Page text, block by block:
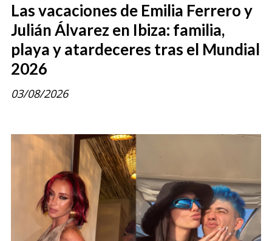
Las vacaciones de Emilia Ferrero y
Julián Álvarez en Ibiza: familia,
playa y atardeceres tras el Mundial
2026
03/08/2026